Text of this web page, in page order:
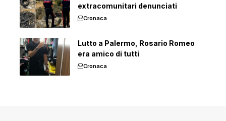
extracomunitari denunciati
Cronaca
Lutto a Palermo, Rosario Romeo
era amico di tutti
Cronaca